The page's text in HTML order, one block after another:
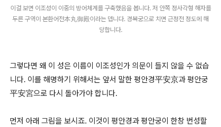
이걸 보면 이조성이 이중의 방어체계를 구축했음을 봅니다. 저 안쪽 정사각형 해자를
두른 구역이 본환어전本丸御殿이라는 뎁니다. 경복궁으로 치면 근정전 정도에 해
당합니다.
그렇다면 왜 이 성은 이름이 이조성인가 의문이 들지 않을 수 없습
니다. 이를 해명하기 위해서는 앞서 말한 평안경平安京과 평안궁
平安宮으로 다시 돌아가야 합니다.
먼저 아래 그림을 보시죠. 이것이 평안경과 평안궁이 한창 번성할